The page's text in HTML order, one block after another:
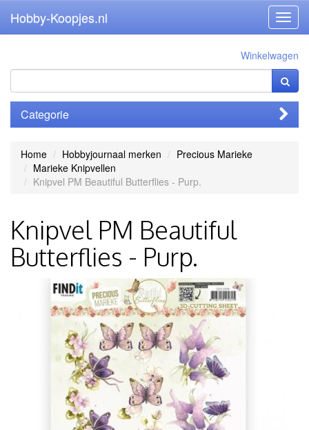
Hobby-Koopjes.nl
Winkelwagen
Categorie
Home Hobbyjournaal merken
Precious Marieke
Marieke Knipvellen
Knipvel PM Beautiful Butterflies - Purp.
Knipvel PM Beautiful
Butterflies - Purp.